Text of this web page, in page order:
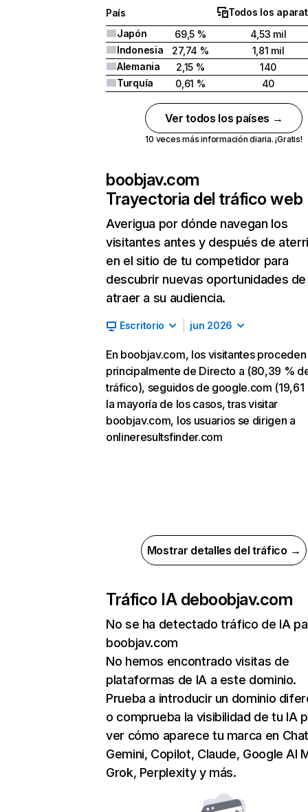
País
Todos los
Japón
69,5 %
4,53 mil
Indonesia
27,74 %
1,81 mil
Alemania
2,15 %
140
Turquía
0,61 % 40
Ver todos los países →
10 veces más información diaria. ¡Gratis!
boobjav.com
Trayectoria del tráfico web
Averigua por dónde navegan los
visitantes antes y después de
en el sitio de tu competidor para
descubrir nuevas oportunidades de
atraer a su audiencia.
Escritorio jun 2026
En boobjav.com, los visitantes proceden
principalmente de Directo a (80,39 %
tráfico), seguidos de google.com (19,61
la mayoría de los casos, tras visitar
boobjav.com, los usuarios se dirigen a
onlineresultsfinder.com
Mostrar detalles del tráfico →
Tráfico IA deboobjav.com
No se ha detectado tráfico de IA
boobjav.com
No hemos encontrado visitas de
plataformas de IA a este dominio.
Prueba a introducir un dominio
o comprueba la visibilidad de tu IA
ver cómo aparece tu marca en
Gemini, Copilot, Claude, Google AI
Grok, Perplexity y más.